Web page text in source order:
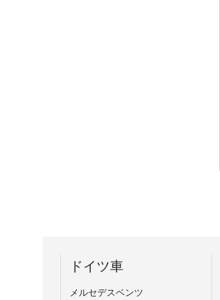
ドイツ車
メルセデスベンツ